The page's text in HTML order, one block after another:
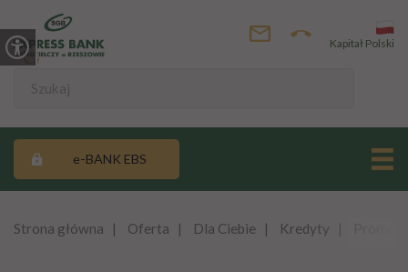
Kapitał Polski
e-BANK EBS
Strona główna Oferta Dla Ciebie Kredyty